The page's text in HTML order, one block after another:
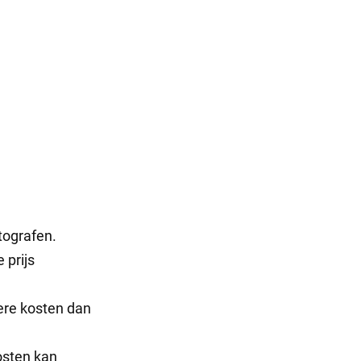
prijs
kosten dan
kan